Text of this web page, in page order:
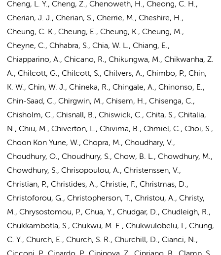
Cheng, L. Y., Cheng, Z., Chenoweth, H., Cheong, C. H.,
Cherian, J. J., Cherian, S., Cherrie, M., Cheshire, H.,
Cheung, C. K., Cheung, E., Cheung, K., Cheung, M.,
Cheyne, C., Chhabra, S., Chia, W. L., Chiang, E.,
Chiapparino, A., Chicano, R., Chikungwa, M., Chikwanha, Z.
A., Chilcott, G., Chilcott, S., Chilvers, A., Chimbo, P., Chin,
K. W., Chin, W. J., Chineka, R., Chingale, A., Chinonso, E.,
Chin-Saad, C., Chirgwin, M., Chisem, H., Chisenga, C.,
Chisholm, C., Chisnall, B., Chiswick, C., Chita, S., Chitalia,
N., Chiu, M., Chiverton, L., Chivima, B., Chmiel, C., Choi, S.,
Choon Kon Yune, W., Chopra, M., Choudhary, V.,
Choudhury, O., Choudhury, S., Chow, B. L., Chowdhury, M.,
Chowdhury, S., Chrisopoulou, A., Christenssen, V.,
Christian, P., Christides, A., Christie, F., Christmas, D.,
Christoforou, G., Christopherson, T., Christou, A., Christy,
M., Chrysostomou, P., Chua, Y., Chudgar, D., Chudleigh, R.,
Chukkambotla, S., Chukwu, M. E., Chukwulobelu, I., Chung,
C. Y., Church, E., Church, S. R., Churchill, D., Cianci, N.,